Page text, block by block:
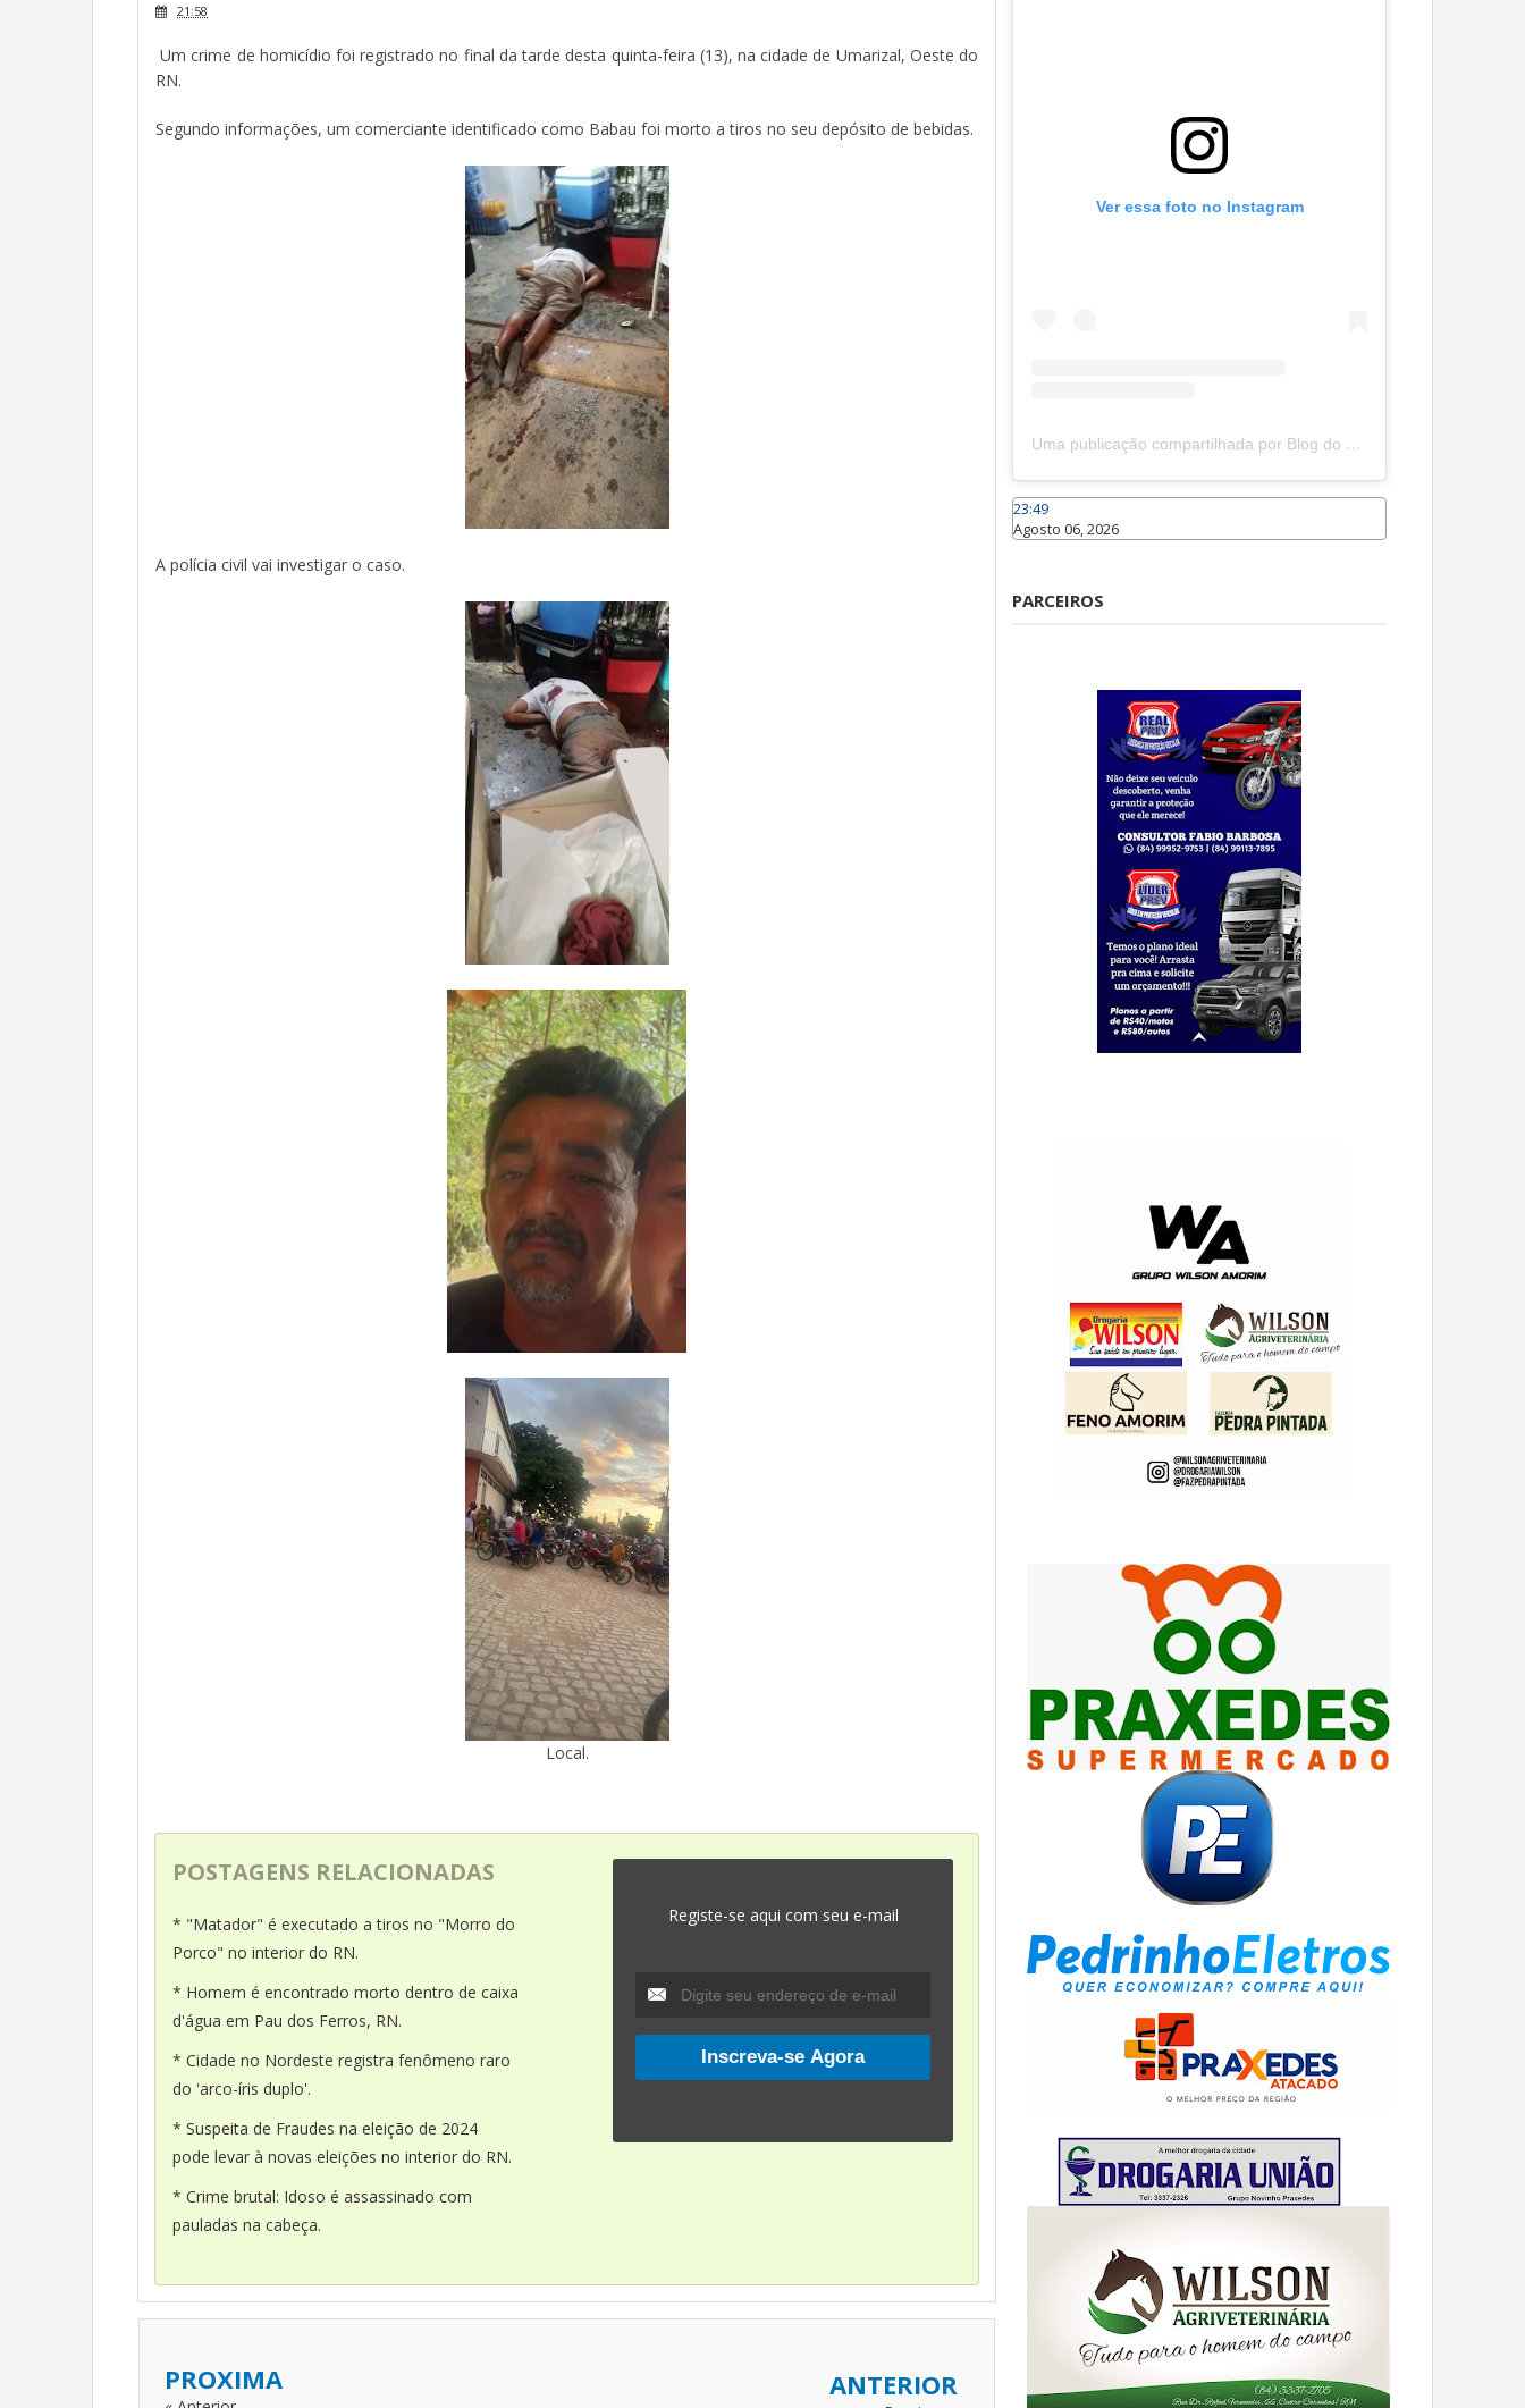
21:58
Um crime de homicídio foi registrado no final da tarde desta quinta-feira (13), na cidade de Umarizal, Oeste do
RN.
Segundo informações, um comerciante identificado como Babau foi morto a tiros no seu depósito de bebidas.
A polícia civil vai investigar o caso.
Local.
POSTAGENS RELACIONADAS
* "Matador" é executado a tiros no "Morro do
Porco" no interior do RN.
* Homem é encontrado morto dentro de caixa
d'água em Pau dos Ferros, RN.
* Cidade no Nordeste registra fenômeno raro
do 'arco-íris duplo'.
* Suspeita de Fraudes na eleição de 2024
pode levar à novas eleições no interior do RN.
* Crime brutal: Idoso é assassinado com
pauladas na cabeça.
Registe-se aqui com seu e-mail
PROXIMA ANTERIOR
Ver essa foto no Instagram
Uma publicação compartilhada por Blog do João Marcolino (@joaomarcolinoneto)
23:49
Agosto 06, 2026
PARCEIROS